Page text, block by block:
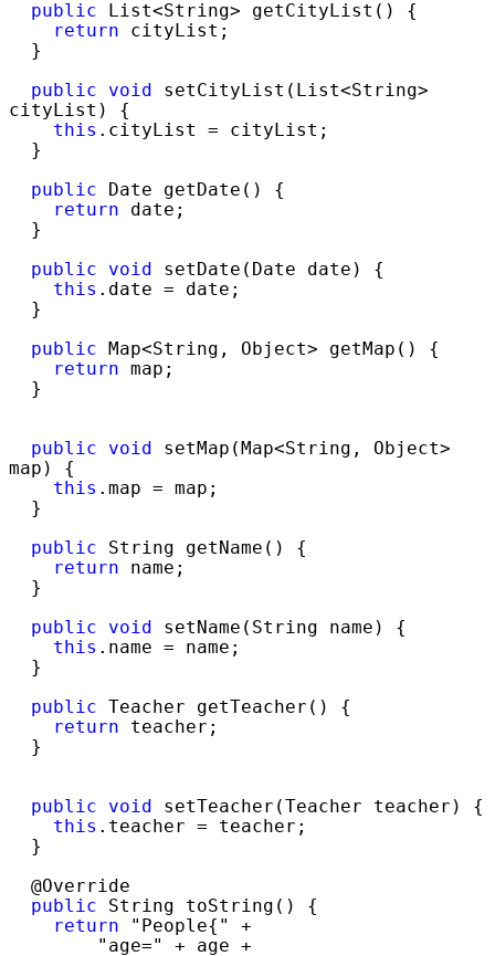
public List<String> getCityList() {
return cityList;
public
void
setCityList(List<String>
cityList) {
this .cityList = cityList;
public Date getDate() {
return date;
public
void
setDate(Date date) {
this .date = date;
public Map<String, Object> getMap() {
return map;
public void
setMap(Map<String, Object>
map) {
this .map = map;
public String getName() {
return name;
public
void
setName(String name) {
this .name = name;
public Teacher getTeacher() {
return teacher;
public void
setTeacher(Teacher teacher) {
this .teacher = teacher;
public String toString() {
return "People{" +